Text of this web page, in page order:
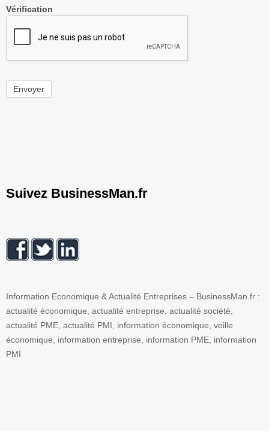
Vérification
Envoyer
Suivez BusinessMan.fr
Information Economique & Actualité Entreprises – BusinessMan.fr :
actualité économique, actualité entreprise, actualité société,
actualité PME, actualité PMI, information économique, veille
économique, information entreprise, information PME, information
PMI